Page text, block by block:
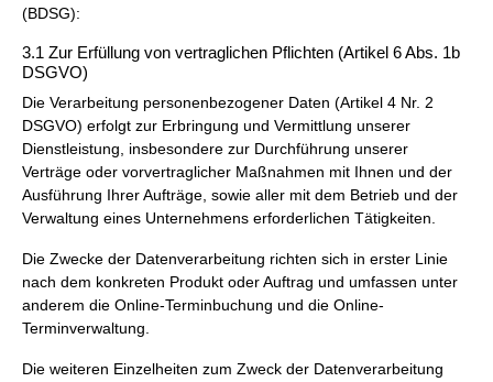
(BDSG):
3.1 Zur Erfüllung von vertraglichen Pflichten (Artikel 6 Abs. 1b
DSGVO)
Die Verarbeitung personenbezogener Daten (Artikel 4 Nr. 2
DSGVO) erfolgt zur Erbringung und Vermittlung unserer
Dienstleistung, insbesondere zur Durchführung unserer
Verträge oder vorvertraglicher Maßnahmen mit Ihnen und der
Ausführung Ihrer Aufträge, sowie aller mit dem Betrieb und der
Verwaltung eines Unternehmens erforderlichen Tätigkeiten.
Die Zwecke der Datenverarbeitung richten sich in erster Linie
nach dem konkreten Produkt oder Auftrag und umfassen unter
anderem die Online-Terminbuchung und die Online-
Terminverwaltung.
Die weiteren Einzelheiten zum Zweck der Datenverarbeitung